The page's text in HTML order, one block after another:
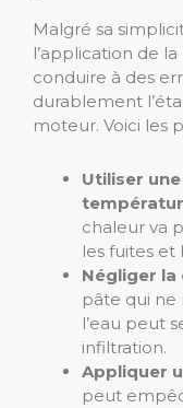
Malgré sa
l’application de
conduire à des
durablement
moteur. Voici les
Utiliser
chaleur va
les fuites et
Négliger
pâte qui ne
l’eau peut
infiltration.
Appliquer
peut